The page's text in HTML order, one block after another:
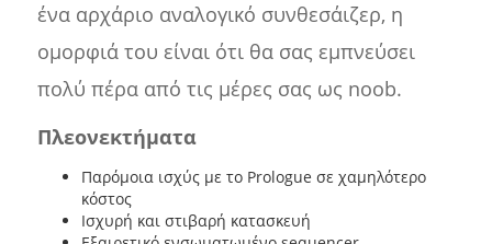
ένα αρχάριο αναλογικό συνθεσάιζερ, η
ομορφιά του είναι ότι θα σας εμπνεύσει
πολύ πέρα από τις μέρες σας ως noob.
Πλεονεκτήματα
Παρόμοια ισχύς με το Prologue σε χαμηλότερο
κόστος
Ισχυρή και στιβαρή κατασκευή